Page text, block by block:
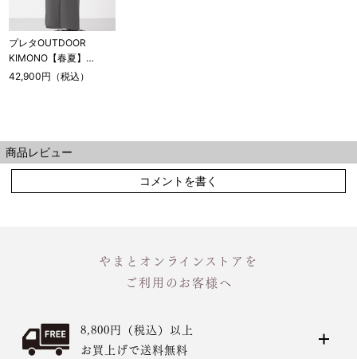
プレタOUTDOOR
KIMONO【春夏】
Breathable Quick Dry /
42,900円（税込）
商品レビュー
コメントを書く
やまとオンラインストアを
ご利用のお客様へ
8,800円（税込）以上
お買上げで送料無料